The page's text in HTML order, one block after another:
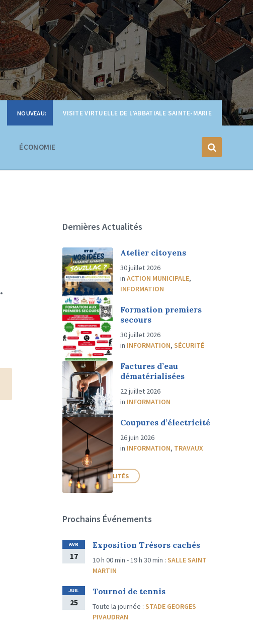
VISITE VIRTUELLE DE L’ABBATIALE SAINTE-MARIE
ÉCONOMIE
Dernières Actualités
Atelier citoyens
30 juillet 2026
inACTION MUNICIPALE,
INFORMATION
Formation premiers
secours
30 juillet 2026
in INFORMATION,SÉCURITÉ
Factures d’eau
dématérialisées
22 juillet 2026
in INFORMATION
Coupures d’électricité
26 juin 2026
in INFORMATION, TRAVAUX
PLUS D'ACTUALITÉS
Prochains Événements
AVR
17
Exposition Trésors cachés
10 h 00 min - 19 h 30 min :SALLE SAINT
MARTIN
JUIL
25
Tournoi de tennis
Toute la journée :STADE GEORGES
PIVAUDRAN